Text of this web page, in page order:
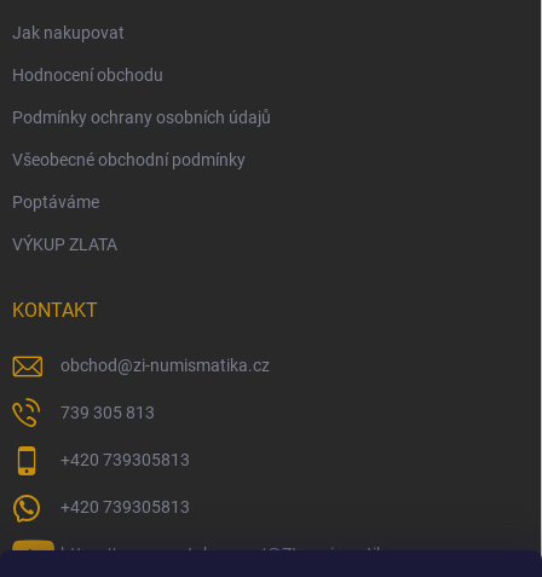
Jak nakupovat
Hodnocení obchodu
Podmínky ochrany osobních údajů
Všeobecné obchodní podmínky
Poptáváme
VÝKUP ZLATA
KONTAKT
obchod@zi-numismatika.cz
739 305 813
+420 739305813
+420 739305813
https://www.youtube.com/@ZInumismatika